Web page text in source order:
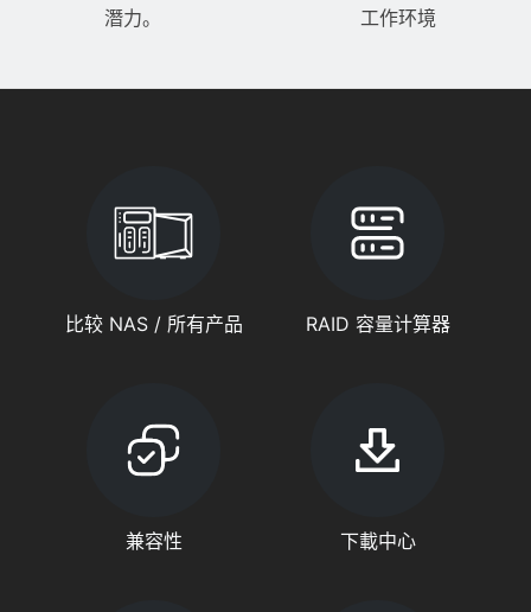
潛力。
工作环境
比较 NAS / 所有产品 RAID 容量计算器
兼容性 下載中心